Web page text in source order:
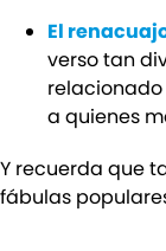
El
verso tan
a quienes
Y recuerda que
fábulas